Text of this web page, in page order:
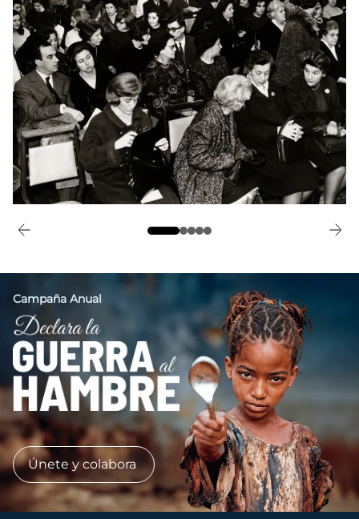
Imagen
Campaña Anual
Únete y colabora